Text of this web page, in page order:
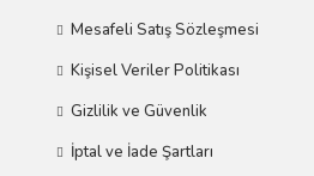
Mesafeli Satış Sözleşmesi
Kişisel Veriler Politikası
Gizlilik ve Güvenlik
İptal ve İade Şartları